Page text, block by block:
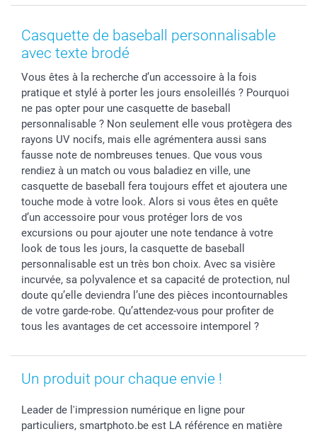
Stickers & Etiquettes
Cadres photo, accessoires déco & bonbons
Dénicheur d'idées cadeau
Naissance & baptême
Fête des Pères
Rentrée des classes
Communion
Saint-Valentin
Vacances
Conditions
Droit de rétraction
Conditions générales
Vie privée
Gestion des cookies
Tarifs
Investisseurs
Droit de rétractation
smartgarantie
smartbonus
Modes de paiement
Modes de livraison
Grandes Quantités
Statut de ma commande
Casquette de baseball personnalisable
avec texte brodé
Vous êtes à la recherche d’un accessoire à la fois
pratique et stylé à porter les jours ensoleillés ? Pourquoi
ne pas opter pour une casquette de baseball
personnalisable ? Non seulement elle vous protègera des
rayons UV nocifs, mais elle agrémentera aussi sans
fausse note de nombreuses tenues. Que vous vous
rendiez à un match ou vous baladiez en ville, une
casquette de baseball fera toujours effet et ajoutera une
touche mode à votre look. Alors si vous êtes en quête
d’un accessoire pour vous protéger lors de vos
excursions ou pour ajouter une note tendance à votre
look de tous les jours, la casquette de baseball
personnalisable est un très bon choix. Avec sa visière
incurvée, sa polyvalence et sa capacité de protection, nul
doute qu’elle deviendra l’une des pièces incontournables
de votre garde-robe. Qu’attendez-vous pour profiter de
tous les avantages de cet accessoire intemporel ?
Un produit pour chaque envie !
Leader de l'impression numérique en ligne pour
particuliers, smartphoto.be est LA référence en matière